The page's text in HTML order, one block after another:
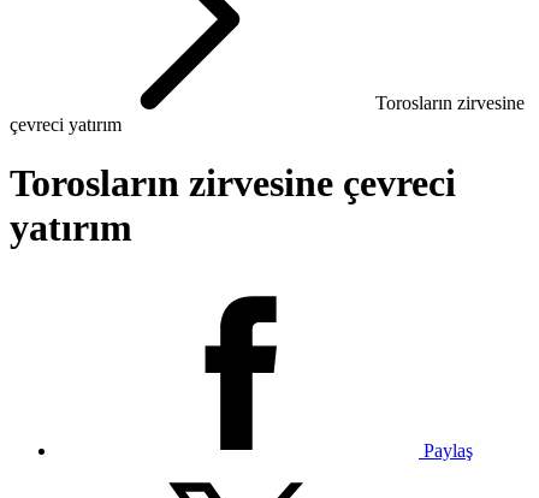
Torosların zirvesine
çevreci yatırım
Torosların zirvesine çevreci
yatırım
Paylaş